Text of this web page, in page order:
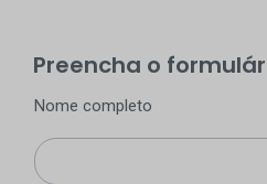
Preencha o
Nome completo